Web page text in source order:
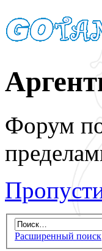
Форум
Расширенный поиск